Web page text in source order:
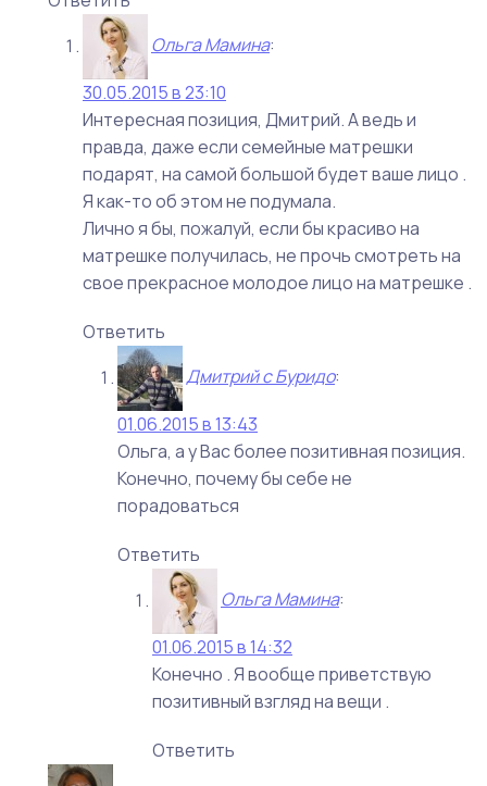
Ольга Мамина:
30.05.2015 в 23:10
Интересная позиция, Дмитрий. А ведь и
правда, даже если семейные матрешки
подарят, на самой большой будет ваше лицо .
Я как-то об этом не подумала.
Лично я бы, пожалуй, если бы красиво на
матрешке получилась, не прочь смотреть на
свое прекрасное молодое лицо на матрешке .
Ответить
Дмитрий с Буридо:
01.06.2015 в 13:43
Ольга, а у Вас более позитивная позиция.
Конечно, почему бы себе не
порадоваться
Ответить
Ольга Мамина:
01.06.2015 в 14:32
Конечно . Я вообще приветствую
позитивный взгляд на вещи .
Ответить